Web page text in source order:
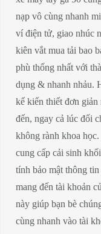
nạp vô cùng nhanh
ví điện tử, giao nhúc
kiên vắt mua tải bao
phù thống nhất với
dụng & nhanh nhảu.
kế kiến thiết đơn giản
đến, ngay cả lúc đối
không rành khoa
cung cấp cải sinh
tính bảo mật thông
mang đến tài khoản
này giúp bạn bè
cùng nhanh vào tài